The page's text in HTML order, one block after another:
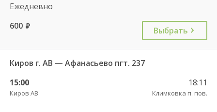
Ежедневно
600 руб. Выбрать
Киров г. АВ — Афанасьево пгт. 237
15:00
Киров АВ
18:11
Климковка п. пов.